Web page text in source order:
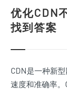
优化CDN
找到答案
CDN是一种新
速度和准确率